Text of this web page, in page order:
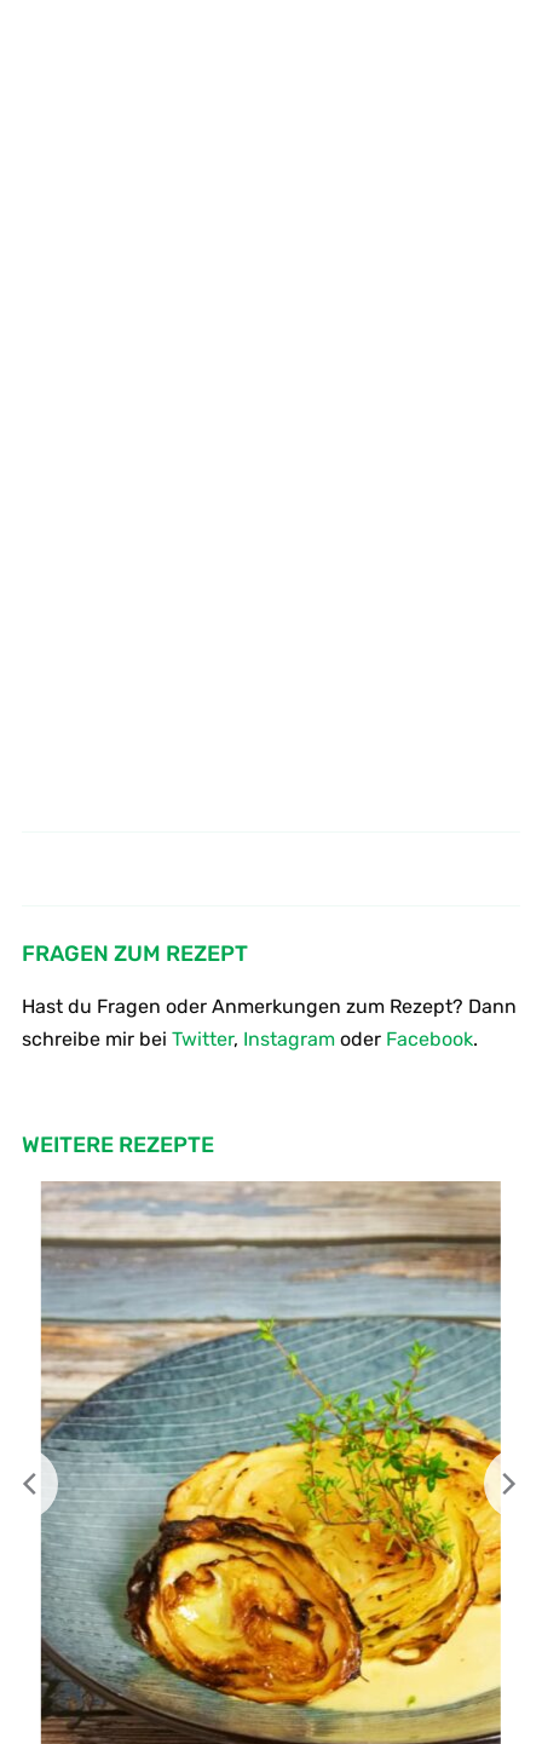
FRAGEN ZUM REZEPT
Hast du Fragen oder Anmerkungen zum Rezept? Dann
schreibe mir bei Twitter, Instagramoder Facebook.
WEITERE REZEPTE